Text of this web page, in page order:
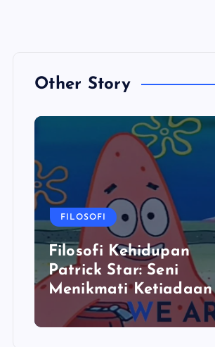
Other Story
FILOSOFI
Filosofi Kehidupan
Patrick Star: Seni
Menikmati Ketiadaan